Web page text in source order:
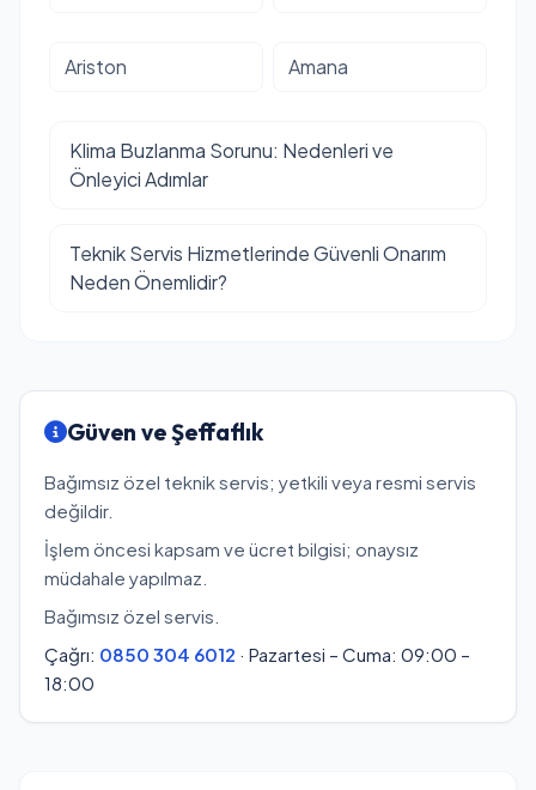
Ariston Amana
Klima Buzlanma Sorunu: Nedenleri ve
Önleyici Adımlar
Teknik Servis Hizmetlerinde Güvenli Onarım
Neden Önemlidir?
Güven ve Şeffaflık
Bağımsız özel teknik servis; yetkili veya resmi servis
değildir.
İşlem öncesi kapsam ve ücret bilgisi; onaysız
müdahale yapılmaz.
Bağımsız özel servis.
Çağrı: 0850 304 6012 · Pazartesi – Cuma: 09:00 –
18:00